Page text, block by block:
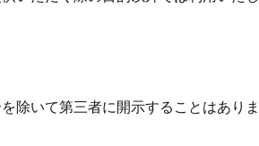
除いて第三者に開示することはありま